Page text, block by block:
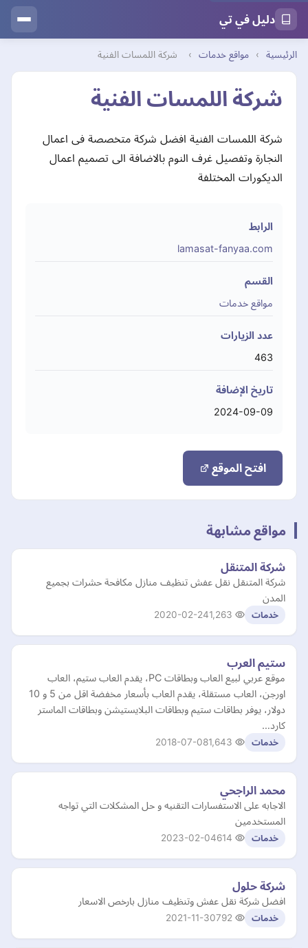
دليل في تي
الرئيسية › مواقع خدمات › شركة اللمسات الفنية
شركة اللمسات الفنية
شركة اللمسات الفنية افضل شركة متخصصة فى اعمال
النجارة وتفصيل غرف النوم بالاضافة الى تصميم اعمال
الديكورات المختلفة
الرابط
lamasat-fanyaa.com
القسم
مواقع خدمات
عدد الزيارات
463
تاريخ الإضافة
2024-09-09
افتح الموقع
مواقع مشابهة
شركة المتنقل
شركة المتنقل نقل عفش تنظيف منازل مكافحة حشرات بجميع
المدن
خدمات 2020-02-24
ستيم العرب
موقع عربي لبيع العاب وبطاقات PC، يقدم العاب ستيم، العاب
اورجن، العاب مستقلة، يقدم العاب بأسعار مخفضة اقل من 5 و 10
دولار، يوفر بطاقات ستيم وبطاقات البلايستيشن وبطاقات الماستر
كارد…
خدمات 2018-07-08
محمد الراجحي
الاجابه على الاستفسارات التقنيه و حل المشكلات التي تواجه
المستخدمين
خدمات 2023-02-04
شركة حلول
افضل شركة نقل عفش وتنظيف منازل بارخص الاسعار
خدمات 2021-11-30